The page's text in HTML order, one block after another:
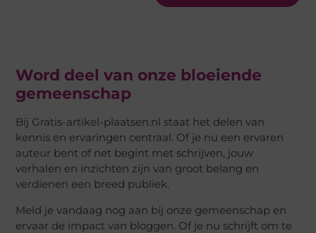
Word deel van onze bloeiende
gemeenschap
Bij Gratis-artikel-plaatsen.nl staat het delen van
kennis en ervaringen centraal. Of je nu een ervaren
auteur bent of net begint met schrijven, jouw
verhalen en inzichten zijn van groot belang en
verdienen een breed publiek.
Meld je vandaag nog aan bij onze gemeenschap en
ervaar de impact van bloggen. Of je nu schrijft om te